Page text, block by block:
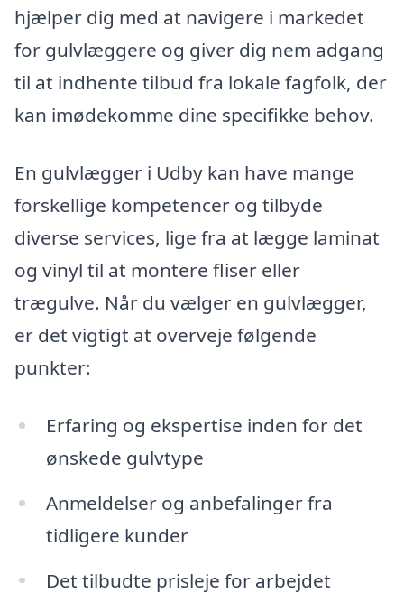
hjælper dig med at navigere i markedet
for gulvlæggere og giver dig nem adgang
til at indhente tilbud fra lokale fagfolk, der
kan imødekomme dine specifikke behov.
En gulvlægger i Udby kan have mange
forskellige kompetencer og tilbyde
diverse services, lige fra at lægge laminat
og vinyl til at montere fliser eller
trægulve. Når du vælger en gulvlægger,
er det vigtigt at overveje følgende
punkter:
Erfaring og ekspertise inden for det
ønskede gulvtype
Anmeldelser og anbefalinger fra
tidligere kunder
Det tilbudte prisleje for arbejdet